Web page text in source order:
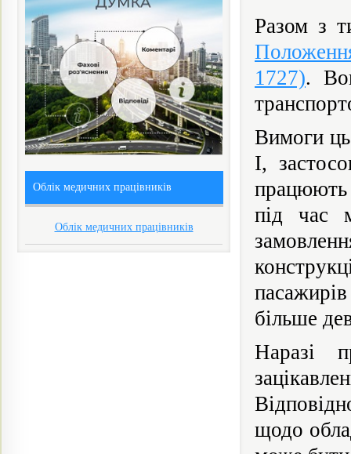
Разом з
1727).
Вимоги
І,
працюють
під час
більше
Наразі
щодо
Облік медичних працівників
Облік медичних працівників